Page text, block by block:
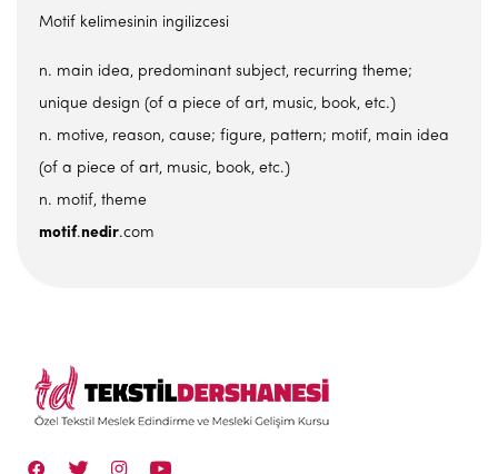
Motif kelimesinin ingilizcesi
n. main idea, predominant subject, recurring theme;
unique design (of a piece of art, music, book, etc.)
n. motive, reason, cause; figure, pattern; motif, main idea
(of a piece of art, music, book, etc.)
n. motif, theme
motif.nedir.com